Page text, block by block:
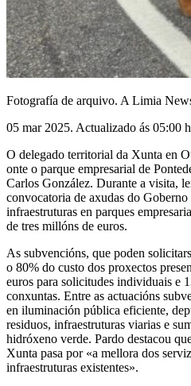
Fotografía de arquivo. A Limia
05 mar 2025. Actualizado ás 05:00
O delegado territorial da Xunta en
onte o parque empresarial de
Carlos González. Durante a visita,
convocatoria de axudas do
infraestruturas en parques
de tres millóns de euros.
As subvencións, que poden
o 80% do custo dos proxectos
euros para solicitudes individuais e
conxuntas. Entre as actuacións
en iluminación pública eficiente,
residuos, infraestruturas viarias e
hidróxeno verde. Pardo destacou
Xunta pasa por «a mellora dos
infraestruturas existentes».